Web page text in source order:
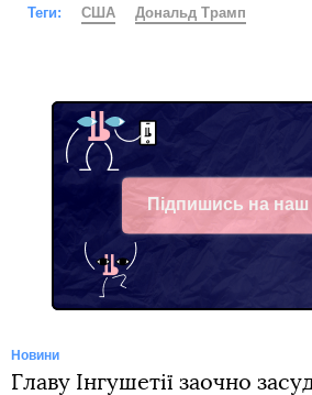
Теги: США Дональд Трамп
Підпишись на наш
Facebook
Новини
Главу Інгушетії заочно